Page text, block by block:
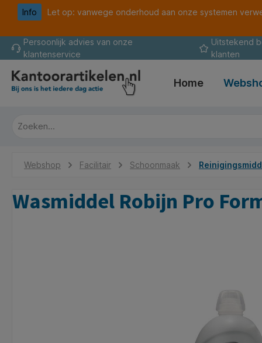
Ga naar de hoofdnavigatie
Info
Let op: vanwege onderhoud aan onze systemen
Persoonlijk advies van onze
klantenservice
Uitstekend
klanten
Home
Webshop Facilitair Schoonmaak
Wasmiddel Robijn Pro